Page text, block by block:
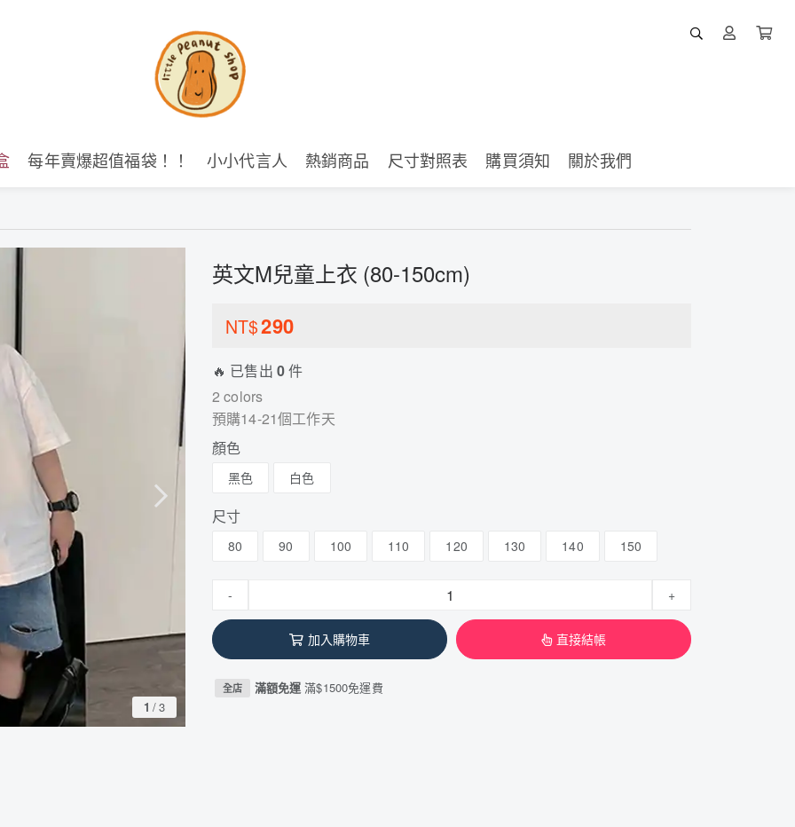
每年賣爆超值福袋！！ 小小代言人 熱銷商品 尺寸對照表 購買須知 關於我們
1 /3
英文M兒童上衣 (80-150cm)
NT$290
🔥 已售出 0件
2 colors
預購14-21個工作天
顏色
黑色 白色
尺寸
80 90 100 110 120 130 140 150
- +
加入購物車 直接結帳
全店 滿額免運滿$1500免運費